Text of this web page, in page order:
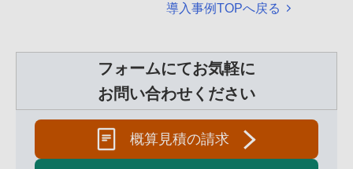
導入事例TOPへ戻る
フォームにてお気軽に
お問い合わせください
概算見積の請求